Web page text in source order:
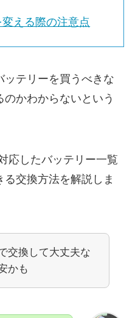
える際の注意点
ッテリーを買うべきな
かわからないという
応したバッテリー一覧
交換方法を解説しま
交換して大丈夫な
かも